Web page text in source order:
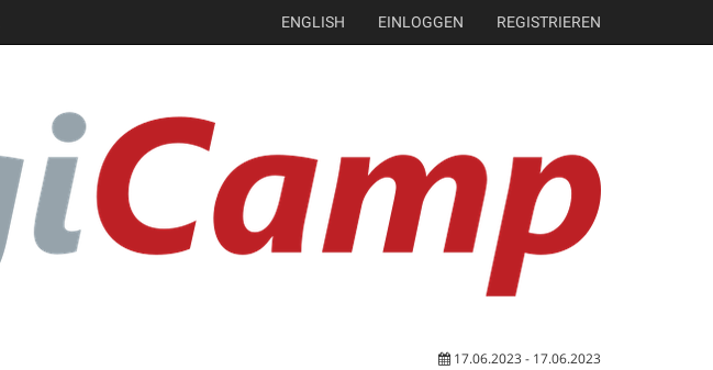
ENGLISH EINLOGGEN REGISTRIEREN
17.06.2023 - 17.06.2023